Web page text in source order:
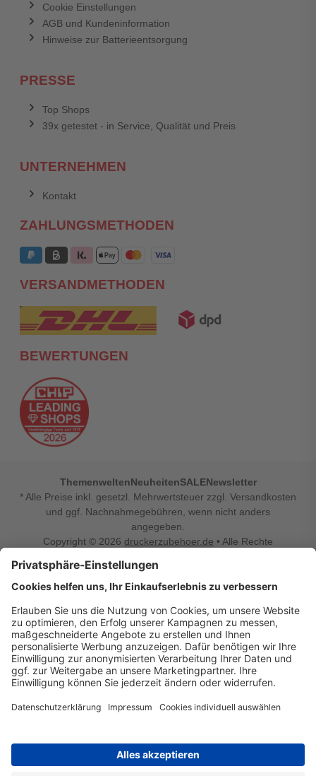
Cookie Einstellungen
AGB und Kundeninformation
Hinweise zur Batterieentsorgung
PRESSE
Top Shops
39x getestet - in Service, Qualität und Preis
UNTERNEHMEN
Kontakt
ZAHLUNGSMETHODEN
VERSANDMETHODEN
BEWERTUNGEN
ThemenweltenNeuheitenSALENewsletter
* Alle Preise inkl. gesetzl. Mehrwertsteuer zzgl. Versandkosten
und ggf. Nachnahmegebühren, wenn nicht anders
angegeben.
Copyright © 2026 druckerzubehoer.de • Alle Rechte
Vertrag widerrufen
Druckerzubehoer.de – preiswerte Qualität für Ihr Office
Sie sind auf der Suche nach dem passenden Druckerzubehör
oder Zubehör für das Büro, den Computer oder Ihr
Smartphone? Dann sind Sie bei Druckerzubehoer.de genau
richtig! Unser breites Sortiment bietet unter anderem Tinte
und Toner für alle gängigen Druckermodelle – großer sowie
kleiner Hersteller. Zugleich sind wir Ihr Online Fachhandel für
einrichten, die Werkstatt ausstatten oder den Alltag mit
was Ihren Arbeitsplatz noch komfortabler macht, finden Sie
bei uns auch Bastelspaß, Schulbedarf, Beleuchtung,